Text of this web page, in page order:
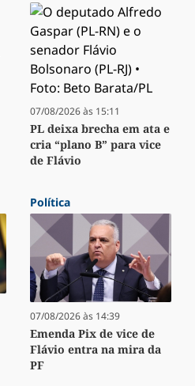
07/08/2026 às 15:11
PL deixa brecha em ata e
cria “plano B” para vice
de Flávio
Política
07/08/2026 às 14:39
Emenda Pix de vice de
Flávio entra na mira da
PF